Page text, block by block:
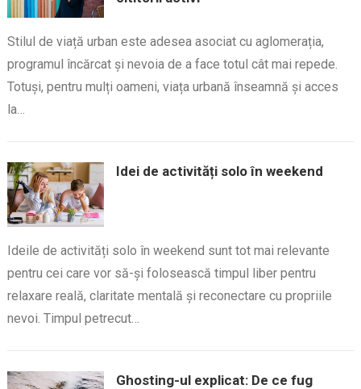
Stilul de viață urban este adesea asociat cu aglomerația,
programul încărcat și nevoia de a face totul cât mai repede.
Totuși, pentru mulți oameni, viața urbană înseamnă și acces
la…
Idei de activități solo în weekend
Ideile de activități solo în weekend sunt tot mai relevante
pentru cei care vor să-și folosească timpul liber pentru
relaxare reală, claritate mentală și reconectare cu propriile
nevoi. Timpul petrecut…
Ghosting-ul explicat: De ce fug